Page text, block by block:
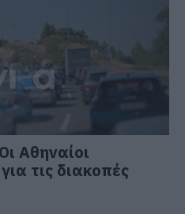
Αθηναίοι
τις διακοπές